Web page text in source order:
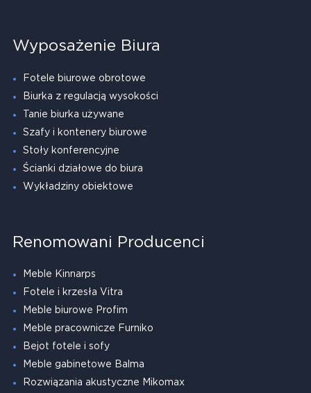
Wyposażenie Biura
Fotele biurowe obrotowe
Biurka z regulacją wysokości
Tanie biurka używane
Szafy i kontenery biurowe
Stoły konferencyjne
Ścianki działowe do biura
Wykładziny obiektowe
Renomowani Producenci
Meble Kinnarps
Fotele i krzesła Vitra
Meble biurowe Profim
Meble pracownicze Furniko
Bejot fotele i sofy
Meble gabinetowe Balma
Rozwiązania akustyczne Mikomax